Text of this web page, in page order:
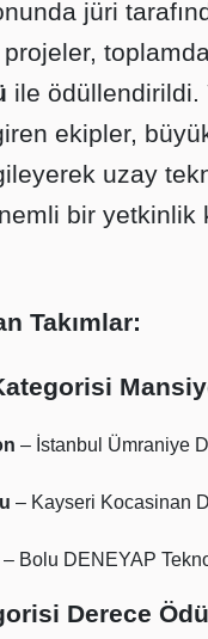
jüri
projeler, toplamda
ile ödüllendirildi.
ekipler,
uzay
bir yetkinlik
Takımlar:
– İstanbul Ümraniye
– Kayseri Kocasinan
– Bolu DENEYAP
Derece